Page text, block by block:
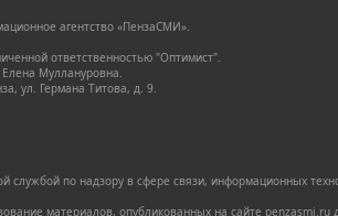
агентство «ПензаСМИ».
ответственностью "Оптимист".
Муллануровна.
ул. Германа Титова, д. 9.
службой по надзору в сфере связи, информационных
материалов, опубликованных на сайте penzasmi.ru